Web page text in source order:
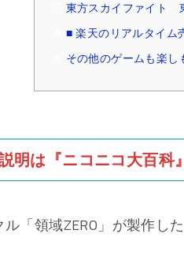
東方スカイファイト
■ 楽天のリアルタイム
その他のゲームも楽し
は『ニコニコ大百科
「領域ZERO」が製作し